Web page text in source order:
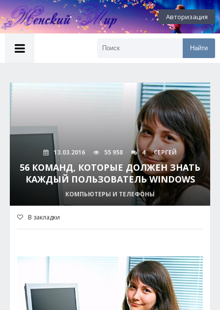
Авторизация
Найти
13.03.2016 55 958 4 СЕРГЕЙ
56 КОМАНД, КОТОРЫЕ ДОЛЖЕН ЗНАТЬ
КАЖДЫЙ ПОЛЬЗОВАТЕЛЬ WINDOWS
КОМПЬЮТЕРЫ И ТЕЛЕФОНЫ
В закладки